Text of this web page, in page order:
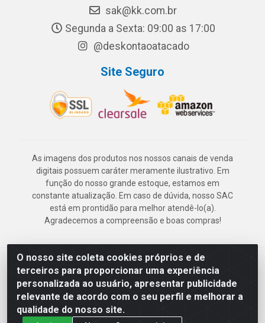
O nosso site coleta cookies próprios e de
terceiros para proporcionar uma experiência
personalizada ao usuário, apresentar publicidade
relevante de acordo com o seu perfil e melhorar a
qualidade do nosso site.
sak@kk.com.br
Segunda a Sexta: 09:00 as 17:00
@deskontaoatacado
Site Seguro
As imagens dos produtos nos nossos canais de venda
digitais possuem caráter meramente ilustrativo. Em
função do nosso grande estoque, estamos em
constante atualização. Em caso de dúvida, nosso SAC
está em prontidão para melhor atendê-lo(a).
Agradecemos a compreensão e boas compras!
Deskontão Atacado - Av. Marechal Mascarenhas de Morais, 2471 -
Imbiribeira - Recife/PE - CEP 51.150-001 - CNPJ 24.150.377/0003-
57